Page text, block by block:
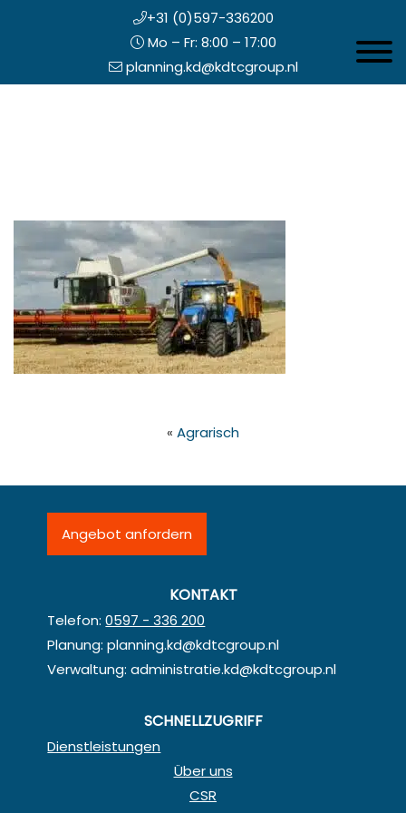
+31 (0)597-336200
Mo – Fr: 8:00 – 17:00
planning.kd@kdtcgroup.nl
« Agrarisch
Angebot anfordern
KONTAKT
Telefon:0597 - 336 200
Planung:planning.kd@kdtcgroup.nl
Verwaltung:administratie.kd@kdtcgroup.nl
SCHNELLZUGRIFF
Dienstleistungen
Über uns
CSR